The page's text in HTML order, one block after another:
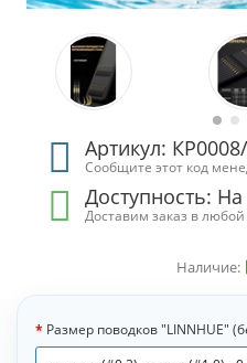
Артикул:
Сообщите этот код
Доступность: На
Доставим заказ в
Размер поводков "LINNHUE"